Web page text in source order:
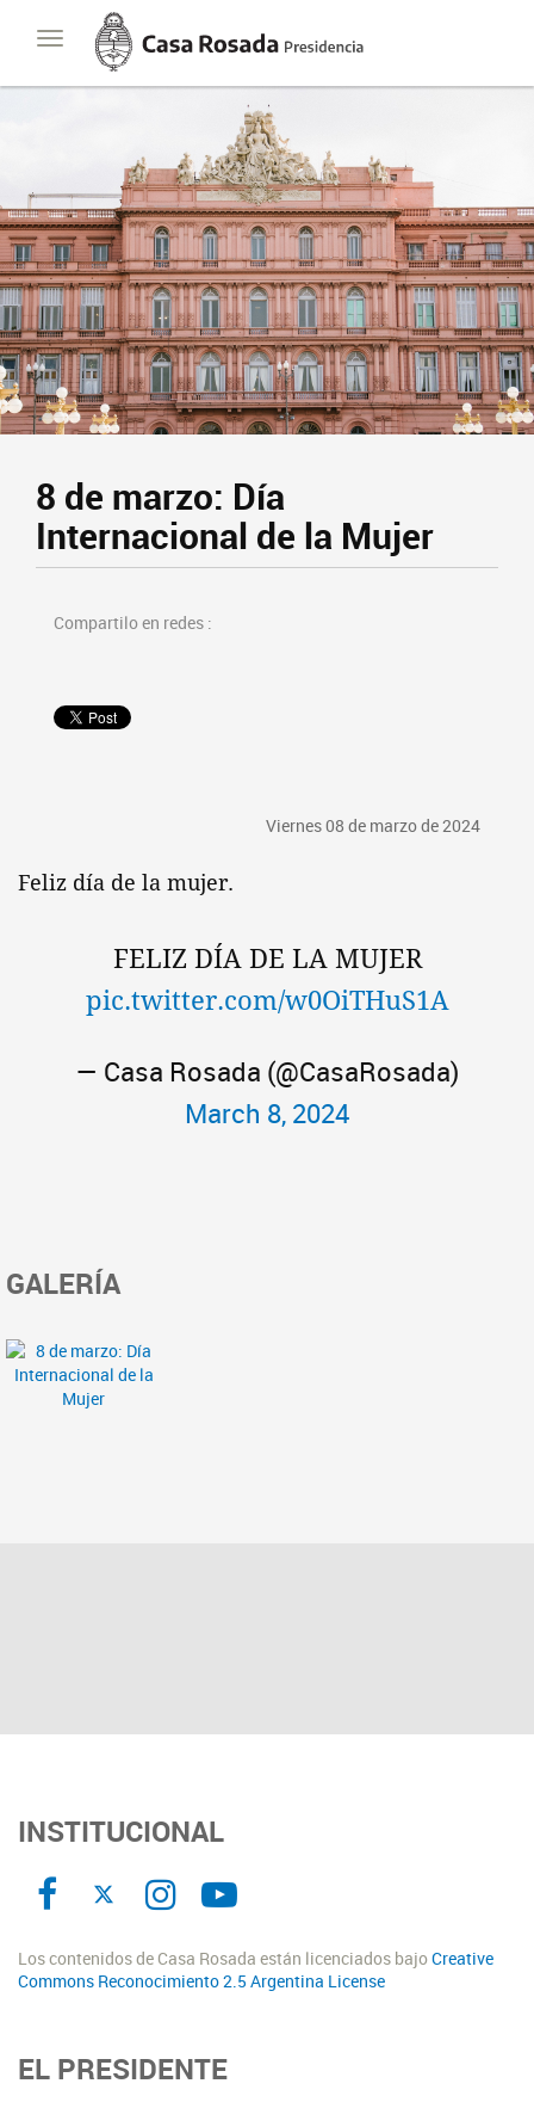
Toggle
navigation
Casa
Rosada
Presidencia
de
8 de marzo: Día
Internacional de la Mujer
Compartilo en redes :
Viernes 08 de marzo de 2024
Feliz día de la mujer.
FELIZ DÍA DE LA MUJER
pic.twitter.com/w0OiTHuS1A
— Casa Rosada (@CasaRosada)
March 8, 2024
GALERÍA
INSTITUCIONAL
Los contenidos de Casa Rosada están licenciados bajoCreative
Commons Reconocimiento 2.5 Argentina License
EL PRESIDENTE